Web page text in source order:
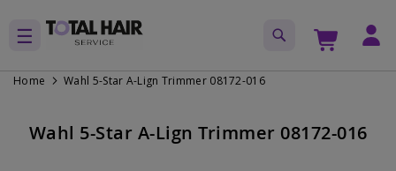
Home Wahl 5-Star A-Lign Trimmer 08172-016
naar
het
naar
het
Wahl 5-Star A-Lign Trimmer 08172-016